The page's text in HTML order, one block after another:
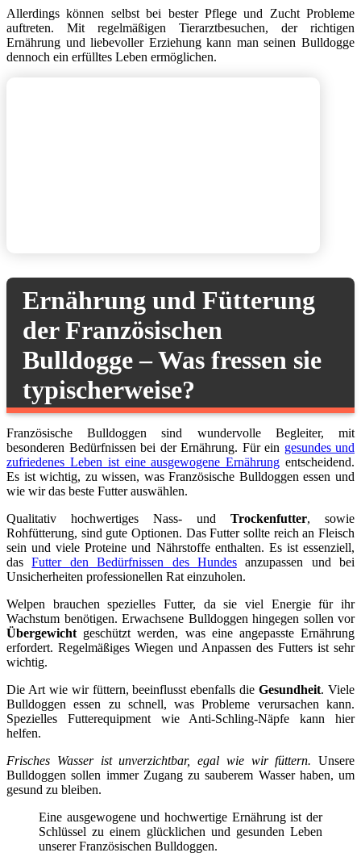
Allerdings können selbst bei bester Pflege und Zucht Probleme
auftreten. Mit regelmäßigen Tierarztbesuchen, der richtigen
Ernährung und liebevoller Erziehung kann man seinen Bulldogge
dennoch ein erfülltes Leben ermöglichen.
Ernährung und Fütterung
der Französischen
Bulldogge – Was fressen sie
typischerweise?
Französische Bulldoggen sind wundervolle Begleiter, mit
besonderen Bedürfnissen bei der Ernährung. Für ein gesundes und
zufriedenes Leben ist eine ausgewogene Ernährung entscheidend.
Es ist wichtig, zu wissen, was Französische Bulldoggen essen und
wie wir das beste Futter auswählen.
Qualitativ hochwertiges Nass- und Trockenfutter, sowie
Rohfütterung, sind gute Optionen. Das Futter sollte reich an Fleisch
sein und viele Proteine und Nährstoffe enthalten. Es ist essenziell,
dasFutter den Bedürfnissen des Hundesanzupassen und bei
Unsicherheiten professionellen Rat einzuholen.
Welpen brauchen spezielles Futter, da sie viel Energie für ihr
Wachstum benötigen. Erwachsene Bulldoggen hingegen sollen vor
Übergewicht geschützt werden, was eine angepasste Ernährung
erfordert. Regelmäßiges Wiegen und Anpassen des Futters ist sehr
wichtig.
Die Art wie wir füttern, beeinflusst ebenfalls dieGesundheit. Viele
Bulldoggen essen zu schnell, was Probleme verursachen kann.
Spezielles Futterequipment wie Anti-Schling-Näpfe kann hier
helfen.
Frisches Wasser ist unverzichtbar, egal wie wir füttern. Unsere
Bulldoggen sollen immer Zugang zu sauberem Wasser haben, um
gesund zu bleiben.
Eine ausgewogene und hochwertige Ernährung ist der
Schlüssel zu einem glücklichen und gesunden Leben
unserer Französischen Bulldoggen.